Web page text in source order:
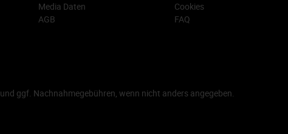
Media Daten
AGB
Cookies
FAQ
und ggf. Nachnahmegebühren, wenn nicht anders angegeben.